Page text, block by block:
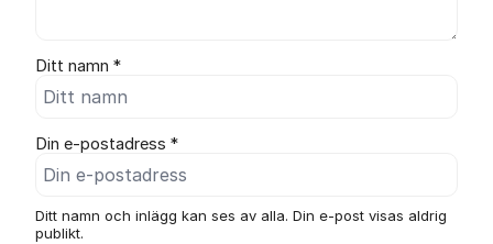
Ditt namn *
Din e-postadress *
Ditt namn och inlägg kan ses av alla. Din e-post visas aldrig
publikt.